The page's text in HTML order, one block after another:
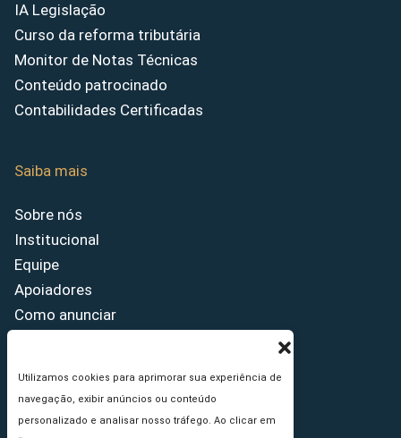
Utilizamos cookies para aprimorar sua experiência de
navegação, exibir anúncios ou conteúdo
personalizado e analisar nosso tráfego. Ao clicar em
IA Legislação
Curso da reforma tributária
Monitor de Notas Técnicas
Conteúdo patrocinado
Contabilidades Certificadas
Saiba mais
Sobre nós
Institucional
Equipe
Apoiadores
Como anunciar
Princípios Editoriais